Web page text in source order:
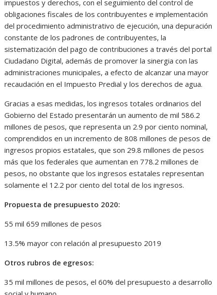
impuestos y derechos, con el seguimiento del control de
obligaciones fiscales de los contribuyentes e implementación
del procedimiento administrativo de ejecución, una depuración
constante de los padrones de contribuyentes, la
sistematización del pago de contribuciones a través del portal
Ciudadano Digital, además de promover la sinergia con las
administraciones municipales, a efecto de alcanzar una mayor
recaudación en el Impuesto Predial y los derechos de agua.
Gracias a esas medidas, los ingresos totales ordinarios del
Gobierno del Estado presentarán un aumento de mil 586.2
millones de pesos, que representa un 2.9 por ciento nominal,
comprendidos en un incremento de 808 millones de pesos de
ingresos propios estatales, que son 29.8 millones de pesos
más que los federales que aumentan en 778.2 millones de
pesos, no obstante que los ingresos estatales representan
solamente el 12.2 por ciento del total de los ingresos.
Propuesta de presupuesto 2020:
55 mil 659 millones de pesos
13.5% mayor con relación al presupuesto 2019
Otros rubros de egresos:
35 mil millones de pesos, el 60% del presupuesto a desarrollo